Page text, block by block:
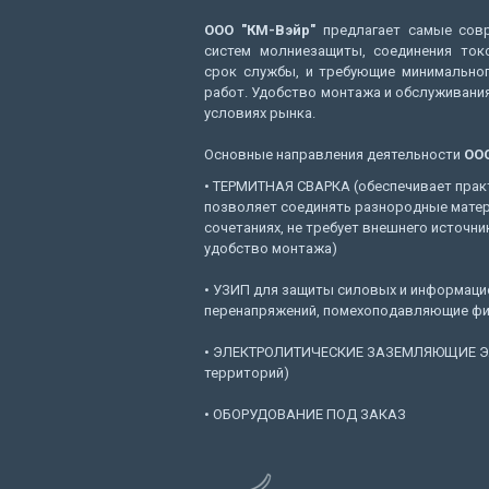
ООО "КМ-Вэйр"предлагает самые
систем молниезащиты, соединения
срок службы, и требующие
работ. Удобство монтажа и
условиях рынка.
Основные направления деятельности
• ТЕРМИТНАЯ СВАРКА (обеспечивает
позволяет соединять разнородные
сочетаниях, не требует внешнего
удобство монтажа)
• УЗИП для защиты силовых и
перенапряжений, помехоподавляющие
• ЭЛЕКТРОЛИТИЧЕСКИЕ ЗАЗЕМЛЯЮЩИЕ
территорий)
• ОБОРУДОВАНИЕ ПОД ЗАКАЗ